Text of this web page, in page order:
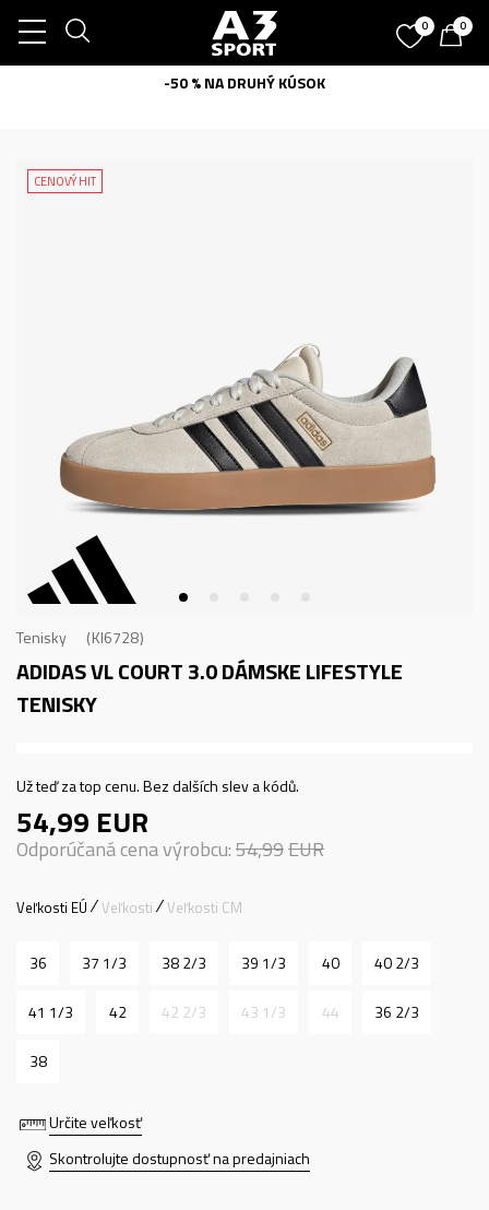
0 0
-50 % NA DRUHÝ KÚSOK
CENOVÝ HIT
Tenisky KI6728
ADIDAS VL COURT 3.0DÁMSKE LIFESTYLE
TENISKY
Už teď za top cenu. Bez dalších slev a kódů.
54,99 EUR
Odporúčaná cena výrobcu:54,99EUR
Určite veľkosť
Veľkosti EÚ Veľkosti Veľkosti CM
36 37 1/3 38 2/3 39 1/3 40 40 2/3
41 1/3 42 42 2/3 43 1/3 44 36 2/3
38
Skontrolujte dostupnosť na predajniach